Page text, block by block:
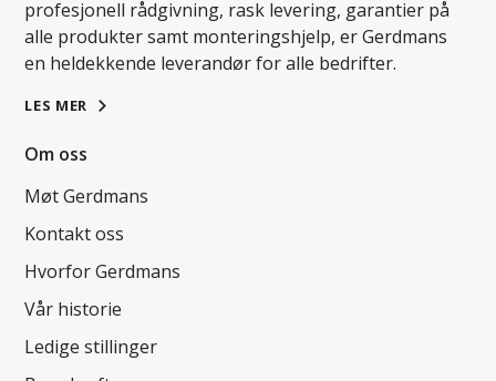
profesjonell rådgivning, rask levering, garantier på
alle produkter samt monteringshjelp, er Gerdmans
en heldekkende leverandør for alle bedrifter.
LES MER
Om oss
Møt Gerdmans
Kontakt oss
Hvorfor Gerdmans
Vår historie
Ledige stillinger